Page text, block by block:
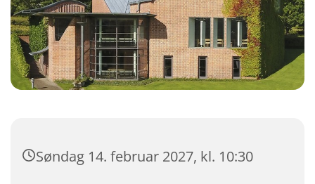
Søndag 14. februar 2027, kl. 10:30